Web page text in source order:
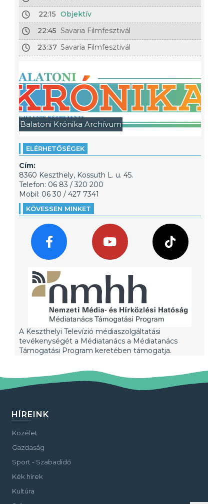
22:15 Objektív
22:45 Savaria Filmfesztivál
23:37 Savaria Filmfesztivál
Balatoni Krónika Archívum
ELÉRHETŐSÉGEK
Cím:
8360 Keszthely, Kossuth L. u. 45.
Telefon: 06 83 / 320 200
Mobil: 06 30 / 427 7341
KÖVESSEN MINKET
A Keszthelyi Televízió médiaszolgáltatási
tevékenységét a Médiatanács a Médiatanács
Támogatási Program keretében támogatja.
HÍREINK
Közélet
Gazdaság
Sport - Szabadidő
Kék hírek
Kultúra